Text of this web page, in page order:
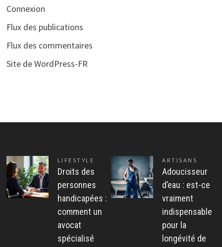
Connexion
Flux des publications
Flux des commentaires
Site de WordPress-FR
LIFESTYLE
Droits des
personnes
handicapées :
comment un
avocat
spécialisé
ARTISANS
Adoucisseur
d’eau : est-ce
vraiment
indispensable
pour la
longévité de